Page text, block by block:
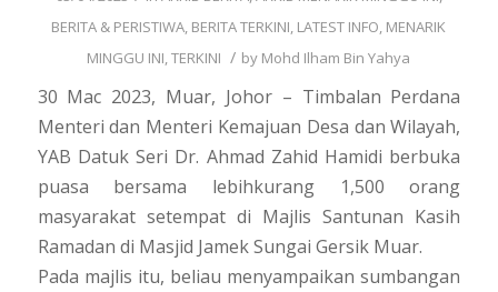
BERITA & PERISTIWA, BERITA TERKINI, LATEST INFO, MENARIK
MINGGU INI,TERKINI / by Mohd Ilham Bin Yahya
30 Mac 2023, Muar, Johor – Timbalan Perdana
Menteri dan Menteri Kemajuan Desa dan Wilayah,
YAB Datuk Seri Dr. Ahmad Zahid Hamidi berbuka
puasa bersama lebihkurang 1,500 orang
masyarakat setempat di Majlis Santunan Kasih
Ramadan di Masjid Jamek Sungai Gersik Muar.
Pada majlis itu, beliau menyampaikan sumbangan